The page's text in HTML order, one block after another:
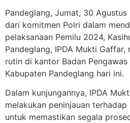
Pandeglang, Jumat, 30
dari komitmen Polri dalam
pelaksanaan Pemilu 2024,
Pandeglang, IPDA Mukti
rutin di kantor Badan Pengawas
Kabupaten Pandeglang hari ini.
Dalam kunjungannya, IPDA
melakukan peninjauan
untuk memastikan segala